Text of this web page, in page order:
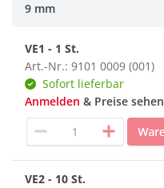
9 mm
VE1 - 1 St.
Art.-Nr.: 9101 0009 (001)
Sofort lieferbar
Anmelden & Preise sehen
VE2 - 10 St.